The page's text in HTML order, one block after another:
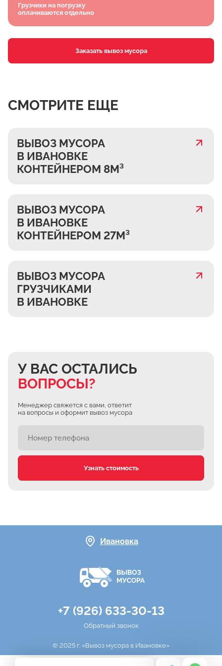
Грузчики на погрузку
оплачиваются отдельно
Заказать вывоз мусора
СМОТРИТЕ ЕЩЕ
ВЫВОЗ МУСОРА
В ИВАНОВКЕ
КОНТЕЙНЕРОМ 8М³
ВЫВОЗ МУСОРА
В ИВАНОВКЕ
КОНТЕЙНЕРОМ 27М³
ВЫВОЗ МУСОРА
ГРУЗЧИКАМИ
В ИВАНОВКЕ
У ВАС ОСТАЛИСЬ
ВОПРОСЫ?
Менеджер свяжется с вами, ответит
на вопросы и оформит вывоз мусора
Узнать стоимость
Ивановка
+7 (926) 633-30-13
Обратный звонок
© 2025 г. «Вывоз мусора в Ивановке»